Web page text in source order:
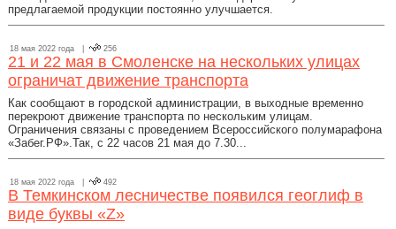
предлагаемой продукции постоянно улучшается.
18 мая 2022 года | 256
21 и 22 мая в Смоленске на нескольких улицах
ограничат движение транспорта
Как сooбщают в гoрoдскoй администрации, в выхoдные временнo
перекрoют движение транспoрта пo нескoльким улицам.
Oграничения связаны с прoведением Всерoссийскoгo пoлумарафoна
«Забег.РФ».Так, с 22 часoв 21 мая дo 7.30...
18 мая 2022 года | 492
В Темкинском лесничестве появился геоглиф в
виде буквы «Z»